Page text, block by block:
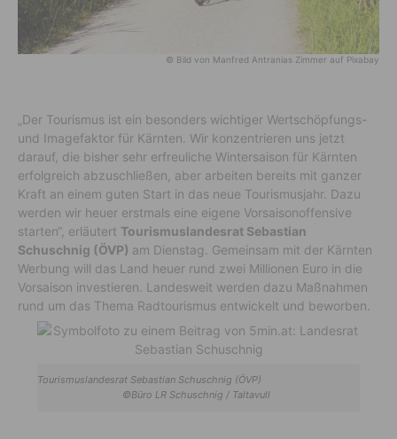
© Bild von Manfred Antranias Zimmer auf Pixabay
„Der Tourismus ist ein besonders wichtiger Wertschöpfungs-
und Imagefaktor für Kärnten. Wir konzentrieren uns jetzt
darauf, die bisher sehr erfreuliche Wintersaison für Kärnten
erfolgreich abzuschließen, aber arbeiten bereits mit ganzer
Kraft an einem guten Start in das neue Tourismusjahr. Dazu
werden wir heuer erstmals eine eigene Vorsaisonoffensive
starten“, erläutert Tourismuslandesrat Sebastian
Schuschnig (ÖVP) am Dienstag. Gemeinsam mit der Kärnten
Werbung will das Land heuer rund zwei Millionen Euro in die
Vorsaison investieren. Landesweit werden dazu Maßnahmen
rund um das Thema Radtourismus entwickelt und beworben.
Tourismuslandesrat Sebastian Schuschnig (ÖVP)
©Büro LR Schuschnig / Taltavull